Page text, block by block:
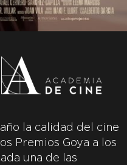
la calidad del cine
Premios Goya a los
una de las